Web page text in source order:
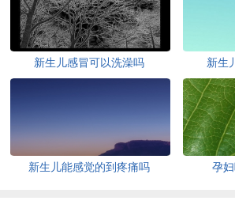
新生儿感冒可以洗澡吗 新生
新生儿能感觉的到疼痛吗 孕